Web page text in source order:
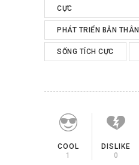
CỰC
PHÁT TRIỂN BẢN THÂN
SỐNG TÍCH CỰC
COOL
1
DISLIKE
0